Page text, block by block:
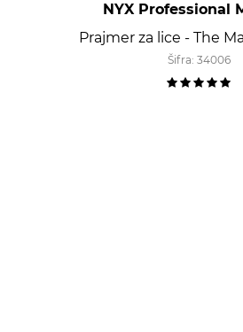
NYX Professional
Prajmer za lice - The
Šifra: 34006